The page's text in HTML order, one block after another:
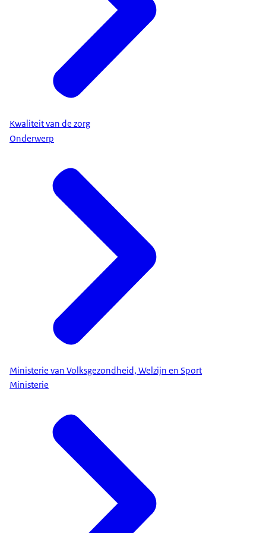
Kwaliteit van de zorg
Onderwerp
Ministerie van Volksgezondheid, Welzijn en Sport
Ministerie